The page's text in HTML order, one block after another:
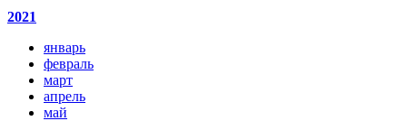
2021
январь
февраль
март
апрель
май